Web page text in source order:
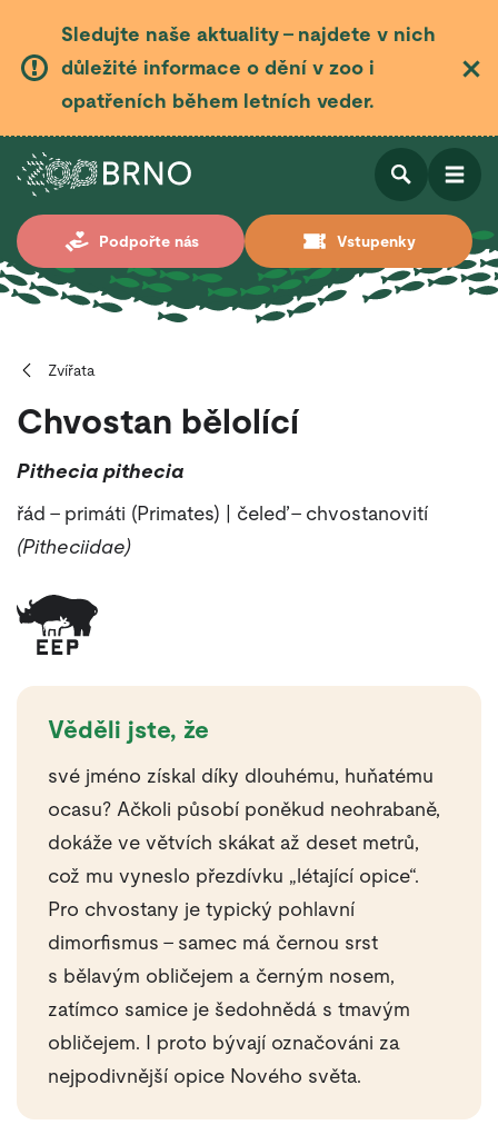
Sledujte naše aktuality – najdete v nich
důležité informace o dění v zoo i
opatřeních během letních veder.
Podpořte nás Vstupenky
Otevřít
Otevřít
Zvířata
Chvostan bělolící
Pithecia pithecia
řád – primáti (Primates) | čeleď – chvostanovití
(Pitheciidae)
Věděli jste, že
své jméno získal díky dlouhému, huňatému
ocasu? Ačkoli působí poněkud neohrabaně,
dokáže ve větvích skákat až deset metrů,
což mu vyneslo přezdívku „létající opice“.
Pro chvostany je typický pohlavní
dimorfismus – samec má černou srst
s bělavým obličejem a černým nosem,
zatímco samice je šedohnědá s tmavým
obličejem. I proto bývají označováni za
nejpodivnější opice Nového světa.